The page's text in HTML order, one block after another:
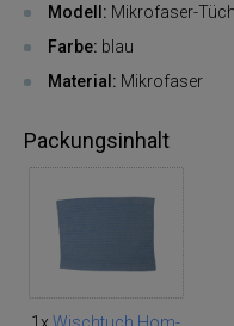
Modell: Mikrofaser-
Farbe: blau
Material: Mikrofaser
Packungsinhalt
1x Wischtuch Hom-